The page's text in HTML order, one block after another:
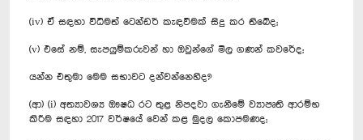
(iv) ඒ සඳහා විධිමත් ටෙන්ඩර් කැඳවීමක් සිදු කර තිබේද;
(v) එසේ නම්, සැපයුම්කරුවන් හා ඔවුන්ගේ මිල ගණන් කවරේද;
යන්න එතුමා මෙම සභාවට දන්වන්නෙහිද?
(ආ) (i) අත්‍යාවශ්‍ය ඖෂධ රට තුළ නිපදවා ගැනීමේ ව්‍යාපෘති ආරම්භ
කිරීම සඳහා 2017 වර්ෂයේ වෙන් කළ මුදල කොපමණද;